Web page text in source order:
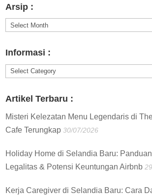
Arsip :
Arsip
Informasi :
Informasi
Artikel Terbaru :
Misteri Kelezatan Menu Legendaris di
Cafe Terungkap 30/07/2026
Holiday Home di Selandia Baru:
Legalitas & Potensi Keuntungan Airbnb
Kerja Caregiver di Selandia Baru: Cara